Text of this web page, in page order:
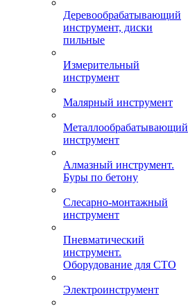
Деревообрабатывающий
инструмент, диски
пильные
Измерительный
инструмент
Малярный инструмент
Металлообрабатывающий
инструмент
Алмазный инструмент.
Буры по бетону
Слесарно-монтажный
инструмент
Пневматический
инструмент.
Оборудование для СТО
Электроинструмент